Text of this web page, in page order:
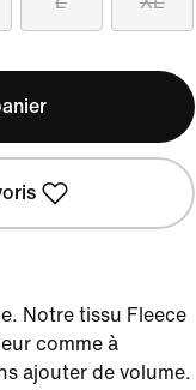
Notre tissu Fleece
comme à
ajouter de volume.